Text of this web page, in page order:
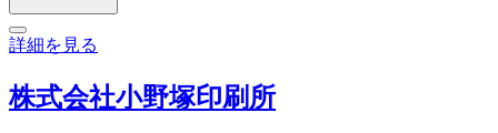
詳細を見る
株式会社小野塚印刷所